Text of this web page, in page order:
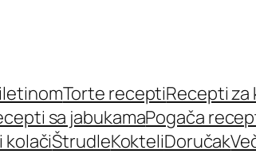
Torte receptiRecepti za
sa jabukamaPogača
kolačiŠtrudleKokteliDoručak